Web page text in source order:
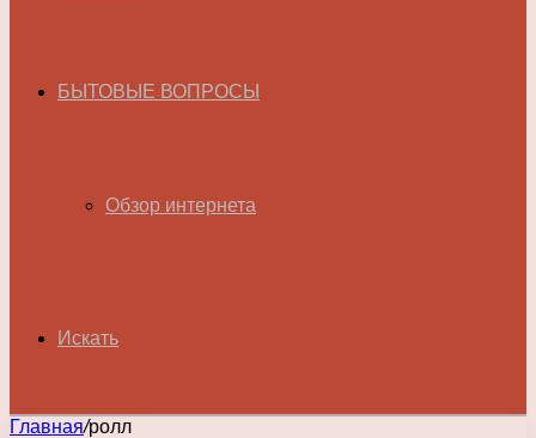
БЫТОВЫЕ ВОПРОСЫ
Обзор интернета
Искать
Главная/ролл